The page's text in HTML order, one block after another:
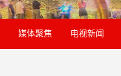
媒体聚焦 电视新闻